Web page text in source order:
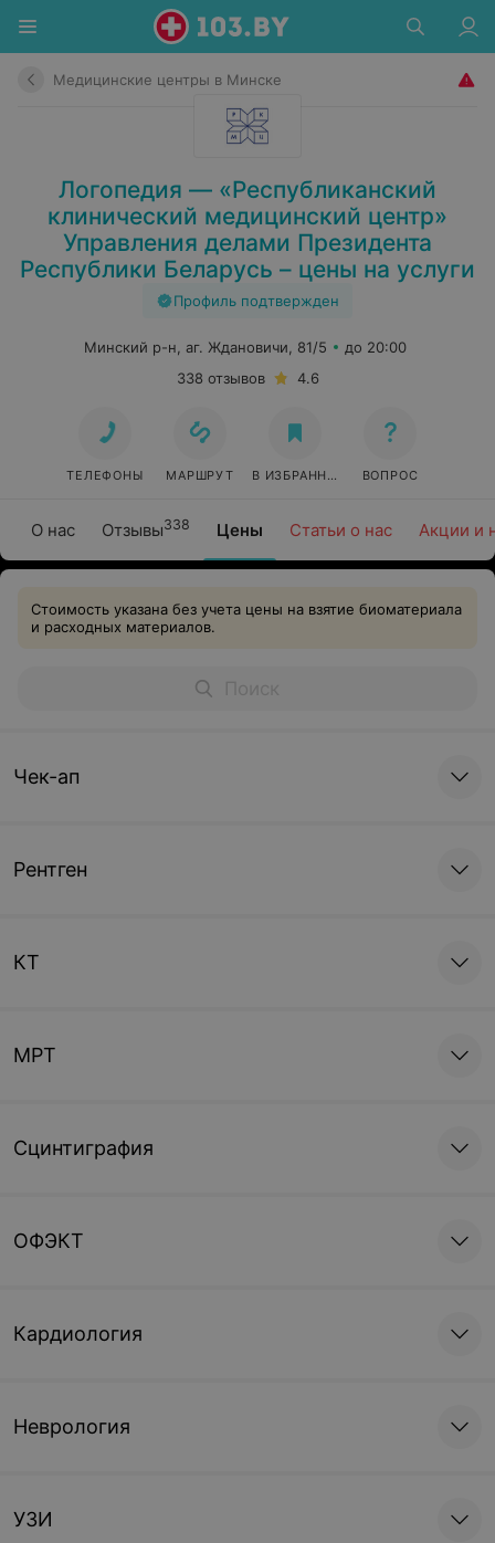
Медицинские центры в Минске
Логопедия — «Республиканский
клинический медицинский центр»
Управления делами Президента
Республики Беларусь – цены на услуги
Профиль подтвержден
О нас Отзывы338 Цены Статьи о нас Акции и
Минский р-н, аг. Ждановичи, 81/5
до 20:00
338 отзывов
4.6
ТЕЛЕФОНЫ МАРШРУТ В ИЗБРАННОЕ ВОПРОС
Стоимость указана без учета цены на взятие биоматериала
и расходных материалов.
Чек-ап
Рентген
КТ
МРТ
Сцинтиграфия
ОФЭКТ
Кардиология
Неврология
УЗИ